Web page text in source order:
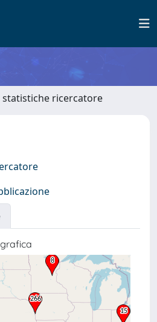
statistiche ricercatore